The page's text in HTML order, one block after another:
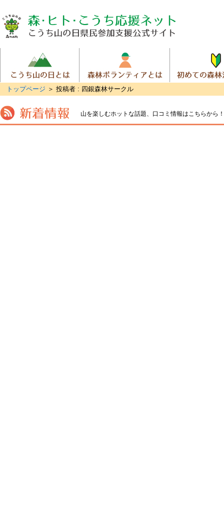
トップページ ＞投稿者 : 四銀森林サークル
山を楽しむホットな話題、 口コミ情報はこちらから！